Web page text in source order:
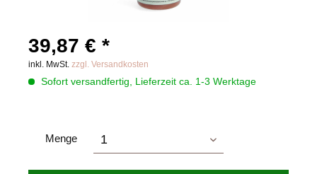
39,87 € *
inkl. MwSt. zzgl. Versandkosten
Sofort versandfertig, Lieferzeit ca. 1-3 Werktage
Menge